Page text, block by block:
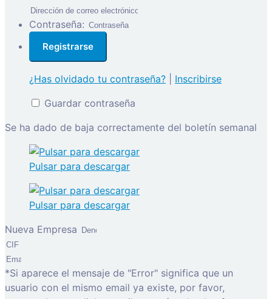
Contraseña:
¿Has olvidado tu contraseña?
Inscribirse
Guardar contraseña
Se ha dado de baja correctamente del boletín semanal
Pulsar para descargar
Pulsar para descargar
Nueva Empresa
*Si aparece el mensaje de "Error" significa que un
usuario con el mismo email ya existe, por favor,